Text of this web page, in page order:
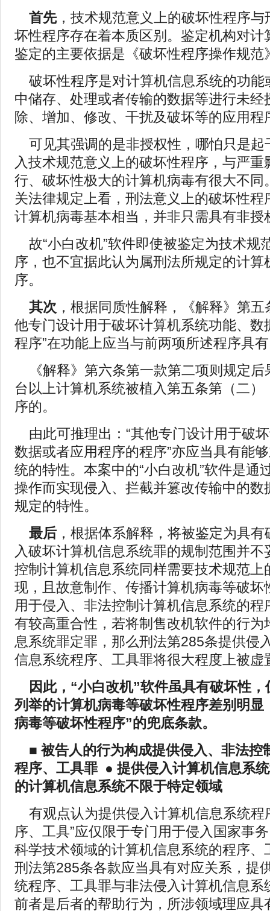
首先，技术规范意义上的破坏性程序
坏性程序存在着本质区别。鉴定机构对计
鉴定的主要依据是《破坏性程序操作规范
破坏性程序是对计算机信息系统的功能
中储存、处理或者传输的数据等进行未经
除、增加、修改、干扰及破坏等的应用程
可见其强调的是非授权性，哪怕只是起
入技术规范意义上的破坏性程序，与严重
行、破坏性极大的计算机病毒有很大不同
关法律规定上看，刑法意义上的破坏性程
计算机病毒基本相当，并非只需具有非授
故“小白改机”软件即使被鉴定为技术规
序，也不宜据此认为属刑法所规定的计算
序。
其次 ，根据同质性解释，《解释》第
他专门设计用于破坏计算机系统功能、数
程序”在功能上应当与前两项所述程序具
《解释》第六条第一款第二项则规定
台以上计算机系统被植入第五条第（二）
序的。
由此可推理出：“其他专门设计用于破
数据或者应用程序的程序”亦应当具有能
统的特性。本案中的“小白改机”软件是通
操作而实现侵入、拦截并篡改传输中的数
规定的特性。
最后 ，根据体系解释，将被鉴定为具
入破坏计算机信息系统罪的规制范围并不
控制计算机信息系统同样需要技术规范上
现，且故意制作、传播计算机病毒等破坏
用于侵入、非法控制计算机信息系统的程
有较高重合性，若将制售改机软件的行为
息系统罪定罪，那么刑法第285条提供侵
信息系统程序、工具罪将很大程度上被虚
因此，“小白改机”软件虽具有破坏性
列举的计算机病毒等破坏性程序差别明显
病毒等破坏性程序”的兜底条款。
■ 被告人的行为构成提供侵入、非法控
程序、工具罪 ● 提供侵入计算机信息系
的计算机信息系统不限于特定领域
有观点认为提供侵入计算机信息系统程
序、工具”应仅限于专门用于侵入国家事
科学技术领域的计算机信息系统的程序、
刑法第285条各款应当具有对应关系，提
统程序、工具罪与非法侵入计算机信息系
前者是后者的帮助行为，所涉领域理应具